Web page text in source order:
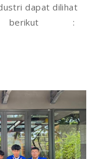
dapat dilihat
: